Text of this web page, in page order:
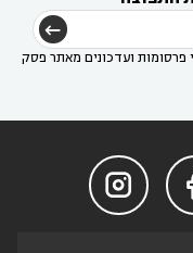
ועדכונים מאתר פסק
